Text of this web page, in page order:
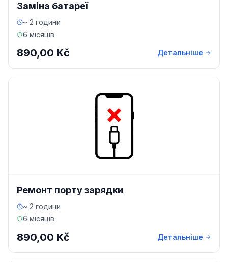
Заміна батареї
~ 2 години
6 місяців
890,00 Kč Детальніше
Ремонт порту зарядки
~ 2 години
6 місяців
890,00 Kč Детальніше